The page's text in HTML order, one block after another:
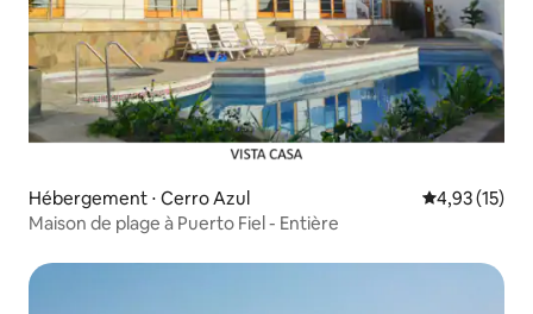
Hébergement ⋅ Cerro Azul Évaluation
4,93 (15)
Maison de plage à Puerto Fiel - Entière